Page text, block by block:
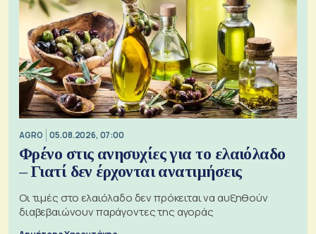
AGRO 05.08.2026, 07:00
Φρένο στις ανησυχίες για το ελαιόλαδο
– Γιατί δεν έρχονται ανατιμήσεις
Οι τιμές στο ελαιόλαδο δεν πρόκειται να αυξηθούν
διαβεβαιώνουν παράγοντες της αγοράς